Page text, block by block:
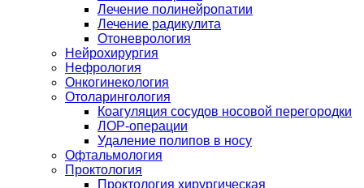
Лечение полинейропатии
Лечение радикулита
Отоневрология
Нейрохирургия
Нефрология
Онкогинекология
Отоларингология
Коагуляция сосудов носовой перегородки
ЛОР-операции
Удаление полипов в носу
Офтальмология
Проктология
Проктология хирургическая